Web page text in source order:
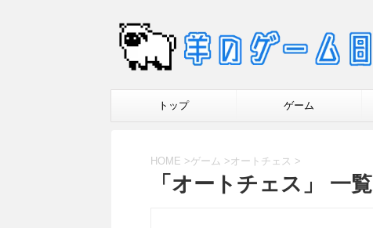
トップ ゲーム
HOME >ゲーム >オートチェス >
「オートチェス」 一覧